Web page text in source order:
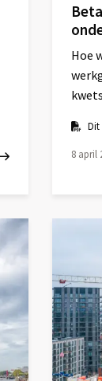
Hoe
Dit
8 april
meer